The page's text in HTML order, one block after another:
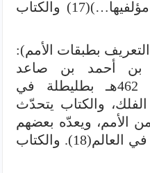
وأخبار مُصنّفيها وطبقات مؤلفيها…)(17) والكتاب
بطبقات الأمم):
بن أحمد بن صاعد
الأندلسي المتوفى سنة 462هـ بطليطلة في
الفلك، والكتاب يتحدّث
الأمم، ويعدّه بعضهم
أول كتاب في تأريخ العلم في العالم(18). والكتاب